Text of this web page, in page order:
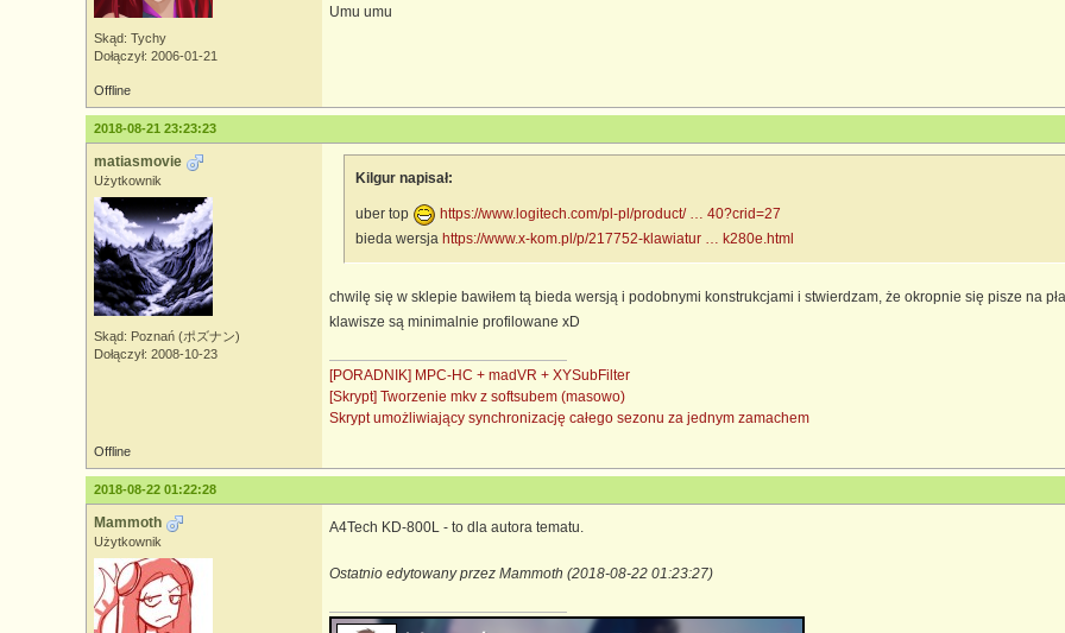
Skąd: Tychy
Dołączył: 2006-01-21
Umu umu
Offline
2018-08-21 23:23:23
matiasmovie
Użytkownik
Skąd: Poznań (ポズナン)
Dołączył: 2008-10-23
Kilgur napisał:
uber top
https://www.logitech.com/pl-pl/product/ … 40?crid=27
bieda wersja https://www.x-kom.pl/p/217752-klawiatur … k280e.html
chwilę się w sklepie bawiłem tą bieda wersją i podobnymi konstrukcjami i stwierdzam, że okropnie się pisze na
klawisze są minimalnie profilowane xD
[PORADNIK] MPC-HC + madVR + XYSubFilter
[Skrypt] Tworzenie mkv z softsubem (masowo)
Skrypt umożliwiający synchronizację całego sezonu za jednym zamachem
Offline
2018-08-22 01:22:28
Mammoth
Użytkownik
A4Tech KD-800L - to dla autora tematu.
Ostatnio edytowany przez Mammoth (2018-08-22 01:23:27)